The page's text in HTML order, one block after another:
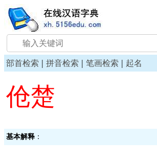
部首检索 | 拼音检索 | 笔画检索 | 起名
伧楚
基本解释 ：